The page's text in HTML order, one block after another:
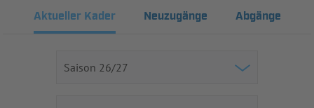
Aktueller Kader Neuzugänge Abgänge